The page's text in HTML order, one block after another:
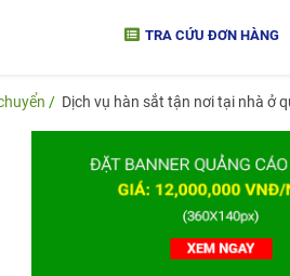
TRA CỨU ĐƠN HÀNG
Dịch vụ hàn sắt tận nơi tại nhà ở